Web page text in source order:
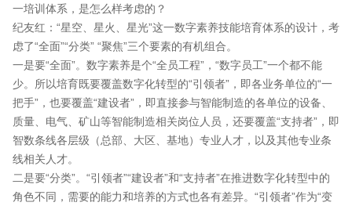
一培训体系，是怎么样考虑的？
纪友红：“星空、星火、星光”这一数字素养技能培育体系的设计，考
虑了“全面”“分类” “聚焦”三个要素的有机组合。
一是要“全面”。数字素养是个“全员工程”，“数字员工”一个都不能
少。所以培育既要覆盖数字化转型的“引领者”，即各业务单位的“一
把手”，也要覆盖“建设者”，即直接参与智能制造的各单位的设备、
质量、电气、矿山等智能制造相关岗位人员，还要覆盖“支持者”，即
智数条线各层级（总部、大区、基地）专业人才，以及其他专业条
线相关人才。
二是要“分类”。“引领者”“建设者”和“支持者”在推进数字化转型中的
角色不同，需要的能力和培养的方式也各有差异。“引领者”作为“变